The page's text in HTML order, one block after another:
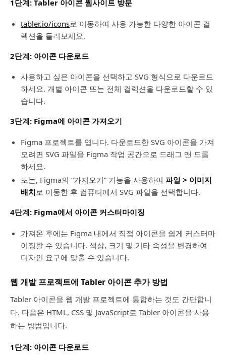
1단계: Tabler 아이콘 웹사이트 방문
tabler.io/icons로 이동하여 사용 가능한 다양한 아이콘 컬
렉션을 둘러보세요.
2단계: 아이콘 다운로드
사용하고 싶은 아이콘을 선택하고 SVG 형식으로 다운로드
하세요. 개별 아이콘 또는 전체 컬렉션을 다운로드할 수 있
습니다.
3단계: Figma에 아이콘 가져오기
Figma 프로젝트를 엽니다. 다운로드한 SVG 아이콘을 가져
오려면 SVG 파일을 Figma 작업 공간으로 드래그 앤 드롭
하세요.
또는, Figma의 “가져오기” 기능을 사용하여 파일 > 이미지
배치로 이동한 후 컴퓨터에서 SVG 파일을 선택합니다.
4단계: Figma에서 아이콘 커스터마이징
가져온 후에는 Figma 내에서 직접 아이콘을 쉽게 커스터마
이징할 수 있습니다. 색상, 크기 및 기타 속성을 변경하여
디자인 요구에 맞출 수 있습니다.
웹 개발 프로젝트에 Tabler 아이콘 추가 방법
Tabler 아이콘을 웹 개발 프로젝트에 통합하는 것도 간단합니
다. 다음은 HTML, CSS 및 JavaScript로 Tabler 아이콘을 사용
하는 방법입니다.
1단계: 아이콘 다운로드